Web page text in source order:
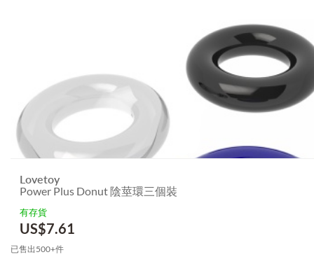
Lovetoy
Power Plus Donut 陰莖環三個裝
有存貨
US$7.61
已售出500+件